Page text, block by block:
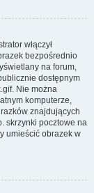
włączył
bezpośrednio
na forum,
dostępnym
Nie można
komputerze,
znajdujących
skrzynki pocztowe na
umieścić obrazek w